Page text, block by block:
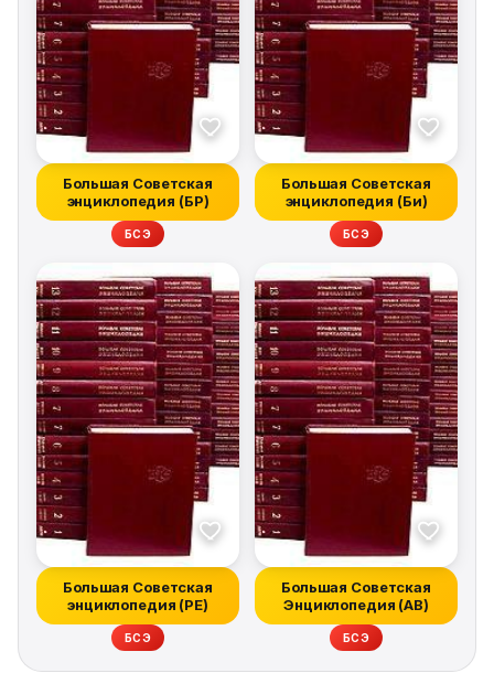
Большая Советская
энциклопедия (БР)
БСЭ
Большая Советская
энциклопедия (Би)
БСЭ
Большая Советская
энциклопедия (РЕ)
БСЭ
Большая Советская
Энциклопедия (АВ)
БСЭ